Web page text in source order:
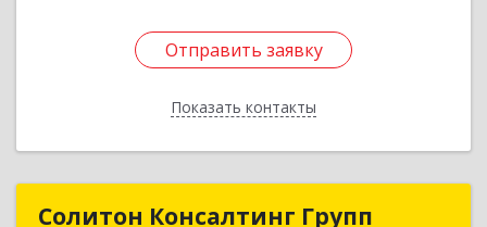
Отправить заявку
Показать контакты
Отправить заявку
Назад
Солитон Консалтинг Групп
Солитон Консалтинг Групп